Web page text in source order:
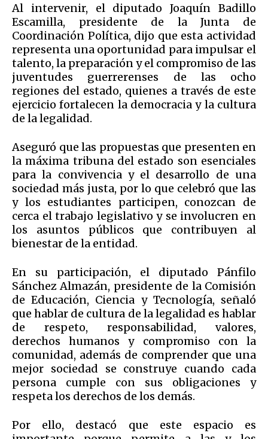
Al intervenir, el diputado Joaquín Badillo
Escamilla, presidente de la Junta de
Coordinación Política, dijo que esta actividad
representa una oportunidad para impulsar el
talento, la preparación y el compromiso de las
juventudes guerrerenses de las ocho
regiones del estado, quienes a través de este
ejercicio fortalecen la democracia y la cultura
de la legalidad.
Aseguró que las propuestas que presenten en
la máxima tribuna del estado son esenciales
para la convivencia y el desarrollo de una
sociedad más justa, por lo que celebró que las
y los estudiantes participen, conozcan de
cerca el trabajo legislativo y se involucren en
los asuntos públicos que contribuyen al
bienestar de la entidad.
En su participación, el diputado Pánfilo
Sánchez Almazán, presidente de la Comisión
de Educación, Ciencia y Tecnología, señaló
que hablar de cultura de la legalidad es hablar
de respeto, responsabilidad, valores,
derechos humanos y compromiso con la
comunidad, además de comprender que una
mejor sociedad se construye cuando cada
persona cumple con sus obligaciones y
respeta los derechos de los demás.
Por ello, destacó que este espacio es